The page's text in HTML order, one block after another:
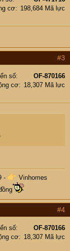
cơ
198,684 Mã lực
#3
số
OF-870166
cơ
18,307 Mã lực
-
Vinhomes
#4
số
OF-870166
cơ
18,307 Mã lực